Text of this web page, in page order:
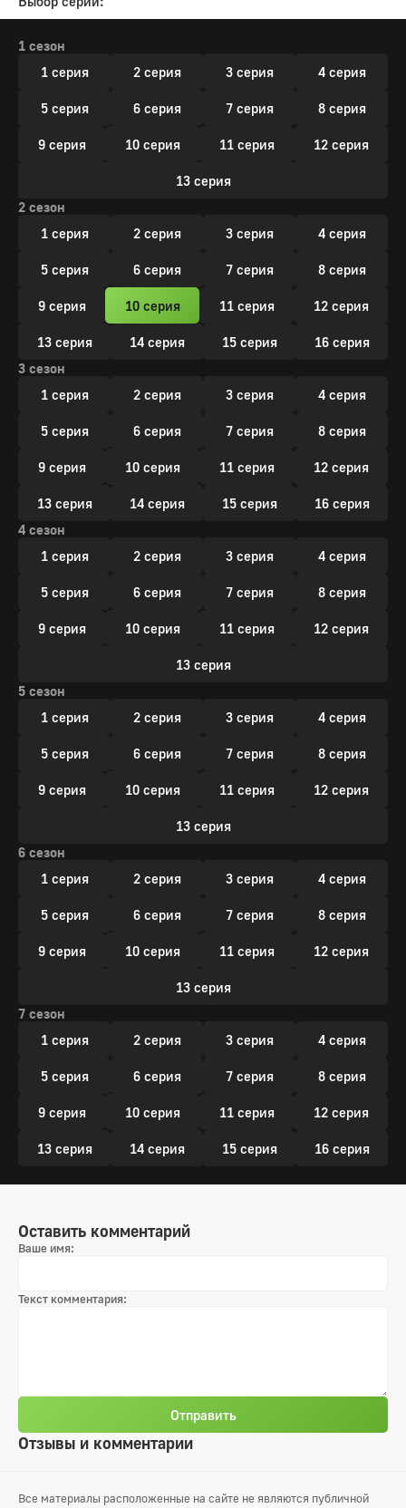
1 сезон
1 серия
2 серия 3 серия 4 серия
5 серия 6 серия 7 серия 8 серия
9 серия 10 серия 11 серия 12 серия
13 серия
2 сезон
1 серия
2 серия 3 серия 4 серия
5 серия 6 серия 7 серия 8 серия
9 серия 10 серия 11 серия 12 серия
13 серия 14 серия 15 серия
16 серия
3 сезон
1 серия
2 серия 3 серия 4 серия
5 серия 6 серия 7 серия 8 серия
9 серия 10 серия 11 серия 12 серия
13 серия 14 серия 15 серия
16 серия
4 сезон
1 серия
2 серия 3 серия 4 серия
5 серия 6 серия 7 серия 8 серия
9 серия 10 серия 11 серия 12 серия
13 серия
5 сезон
1 серия
2 серия 3 серия 4 серия
5 серия 6 серия 7 серия 8 серия
9 серия 10 серия 11 серия 12 серия
13 серия
6 сезон
1 серия
2 серия 3 серия 4 серия
5 серия 6 серия 7 серия 8 серия
9 серия 10 серия 11 серия 12 серия
13 серия
7 сезон
1 серия
2 серия 3 серия 4 серия
5 серия 6 серия 7 серия 8 серия
9 серия 10 серия 11 серия 12 серия
13 серия 14 серия 15 серия 16 серия
Отзывы и комментарии
Оставить комментарий
Ваше имя:
Текст комментария:
Отправить
Все материалы расположенные на сайте не являются публичной